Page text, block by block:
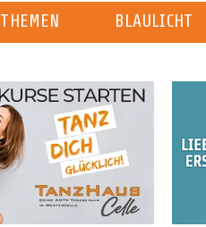
THEMEN BLAULICHT